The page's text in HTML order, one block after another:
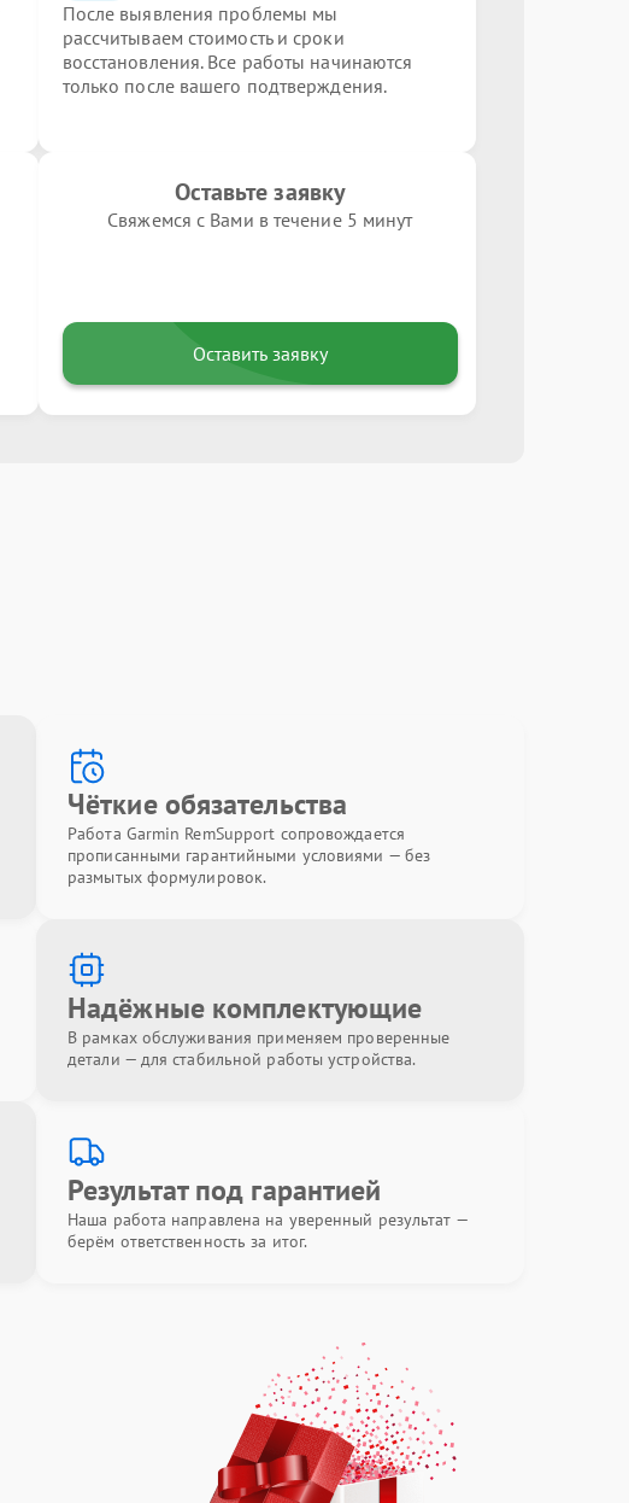
После выявления проблемы мы
рассчитываем стоимость и сроки
восстановления. Все работы начинаются
только после вашего подтверждения.
Оставьте заявку
Свяжемся с Вами в течение 5 минут
Оставить заявку
Чёткие обязательства
Работа Garmin RemSupport сопровождается
прописанными гарантийными условиями — без
размытых формулировок.
Надёжные комплектующие
В рамках обслуживания применяем проверенные
детали — для стабильной работы устройства.
Результат под гарантией
Наша работа направлена на уверенный результат —
берём ответственность за итог.